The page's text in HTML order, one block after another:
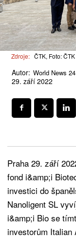
Zdroje: ČTK, Foto: ČTK
Autor: World News 24
29. září 2022
Praha 29. září
fond i&amp;i
investici do
Nanoligent SL
i&amp;i Bio se
investorům